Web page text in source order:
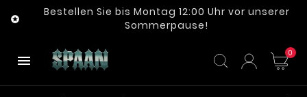

Bestellen Sie bis Montag 12:00 Uhr vor unserer
Sommerpause!
 0